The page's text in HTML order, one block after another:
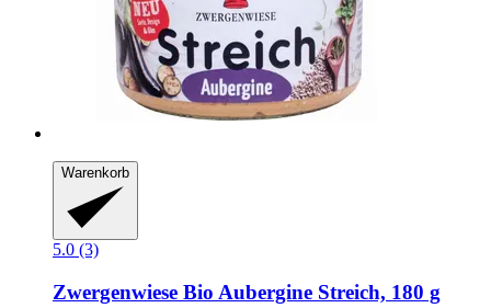
Warenkorb
5.0 (3)
Zwergenwiese Bio Aubergine Streich, 180 g